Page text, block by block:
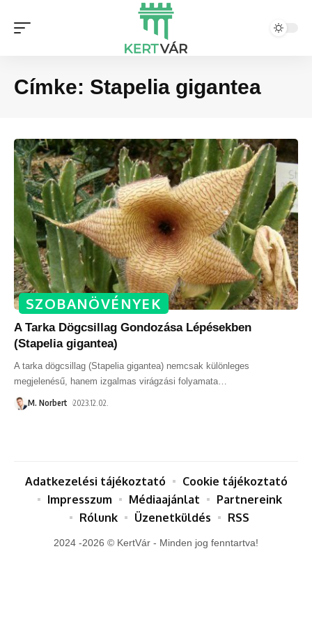
Címke: Stapelia gigantea
SZOBANÖVÉNYEK
A Tarka Dögcsillag Gondozása Lépésekben
(Stapelia gigantea)
A tarka dögcsillag (Stapelia gigantea) nemcsak különleges
megjelenésű, hanem izgalmas virágzási folyamata
M. Norbert 2023.12.02.
2024 -2026 © KertVár - Minden jog fenntartva!
Adatkezelési tájékoztató
Cookie tájékoztató
Impresszum
Médiaajánlat
Partnereink
Rólunk
Üzenetküldés RSS